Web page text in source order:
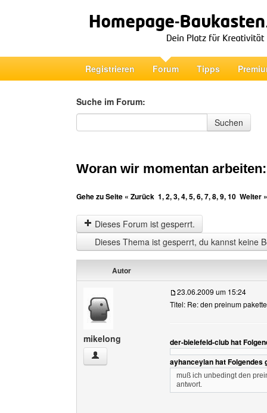
Registrieren Forum Tipps
Suche im Forum:
Suche im Forum
Suchen
Woran wir momentan
Gehe zu Seite « Zurück 1,2,3,4,5,6,7,8,9,10 Weiter »
Dieses Forum ist gesperrt.
Dieses Thema ist gesperrt, du kannst keine
Autor
mikelong
mikelong Benutzer-Profile anzeigen
23.06.2009 um 15:24
Titel: Re: den preinum pakette
der-bielefeld-club hat
ayhanceylan hat Folgendes
muß ich unbedingt den
antwort.